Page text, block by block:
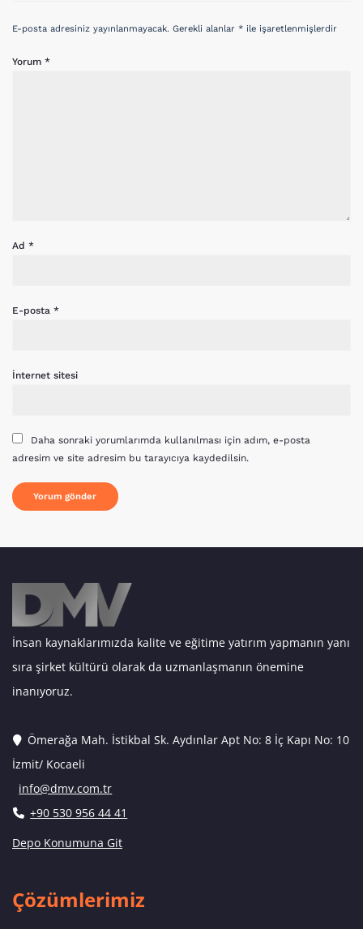
E-posta adresiniz yayınlanmayacak. Gerekli alanlar * ile işaretlenmişlerdir
Yorum *
Ad *
E-posta *
İnternet sitesi
Daha sonraki yorumlarımda kullanılması için adım, e-posta
adresim ve site adresim bu tarayıcıya kaydedilsin.
İnsan kaynaklarımızda kalite ve eğitime yatırım yapmanın yanı
sıra şirket kültürü olarak da uzmanlaşmanın önemine
inanıyoruz.
Ömerağa Mah. İstikbal Sk. Aydınlar Apt No: 8 İç Kapı No: 10
İzmit/ Kocaeli
info@dmv.com.tr
+90 530 956 44 41
Depo Konumuna Git
Çözümlerimiz